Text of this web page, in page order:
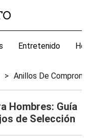
Entretenido
Anillos De
Hombres: Guía
de Selección